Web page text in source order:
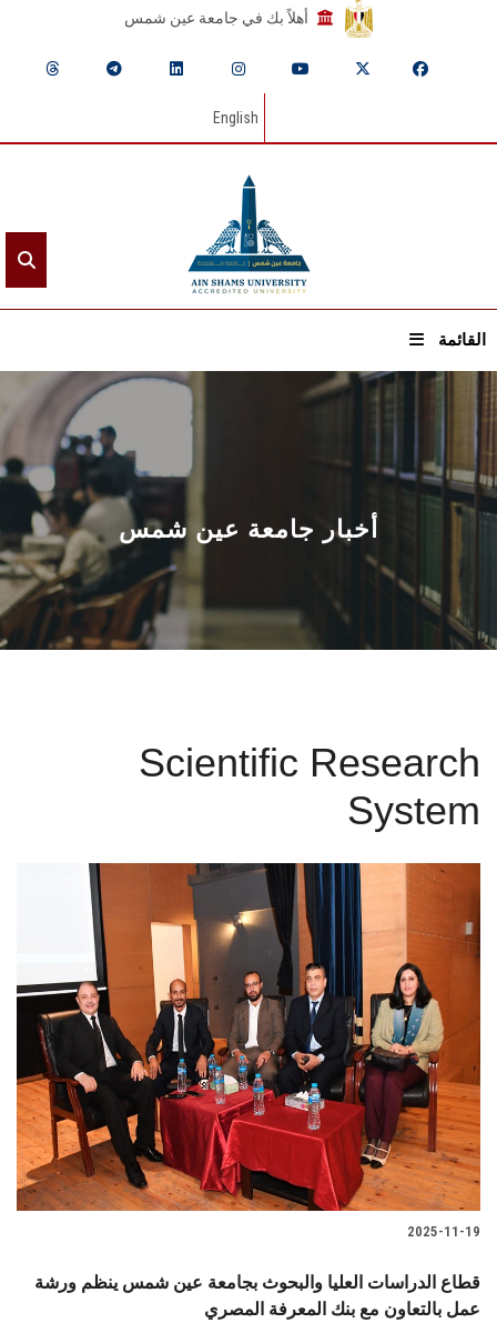
أهلاً بك في جامعة عين شمس
English
القائمة
الرئيسيـة
عن الجامعة
القطاعـات
الشئون الأكاديمية
البحث العلمي
الطلاب
هيئة التدريس
الدراسات العليا
الخريجين
أخبار جامعة عين شمس
Scientific Research
System
2025-11-19
قطاع الدراسات العليا والبحوث بجامعة عين شمس ينظم ورشة
عمل بالتعاون مع بنك المعرفة المصري